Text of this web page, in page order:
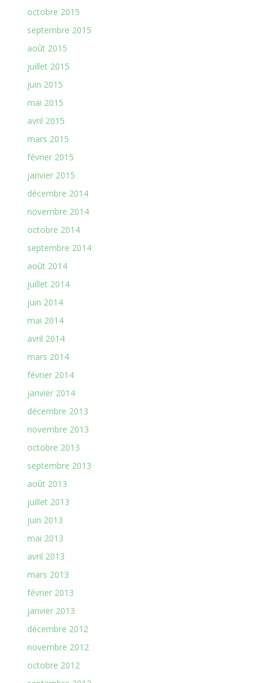
octobre 2015
septembre 2015
août 2015
juillet 2015
juin 2015
mai 2015
avril 2015
mars 2015
février 2015
janvier 2015
décembre 2014
novembre 2014
octobre 2014
septembre 2014
août 2014
juillet 2014
juin 2014
mai 2014
avril 2014
mars 2014
février 2014
janvier 2014
décembre 2013
novembre 2013
octobre 2013
septembre 2013
août 2013
juillet 2013
juin 2013
mai 2013
avril 2013
mars 2013
février 2013
janvier 2013
décembre 2012
novembre 2012
octobre 2012